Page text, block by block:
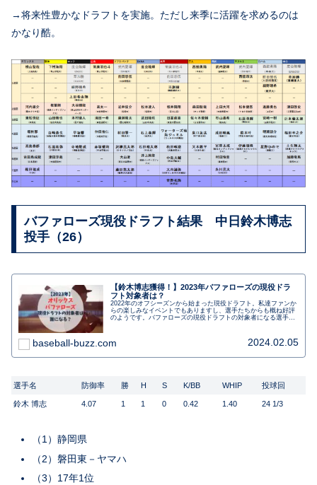
→将来性豊かなドラフトを実施。ただし来季に活躍を求めるのは
かなり酷。
バファローズ現役ドラフト結果 中日鈴木博志
投手（26）
【鈴木博志獲得！】2023年バファローズの現役ドラ
フト対象者は？
2022年のオフシーズンから始まった現役ドラフト。私達ファンか
らの楽しみなイベントでもありますし、選手たちからも概ね好評
のようです。バファローズの現役ドラフトの対象者になる選手を
baseball-buzz.com 2024.02.05
選手名 防御率 勝 H S K/BB WHIP 投球回
鈴木 博志 4.07 1 1 0 0.42 1.40 24 1/3
（1）静岡県
（2）磐田東－ヤマハ
（3）17年1位